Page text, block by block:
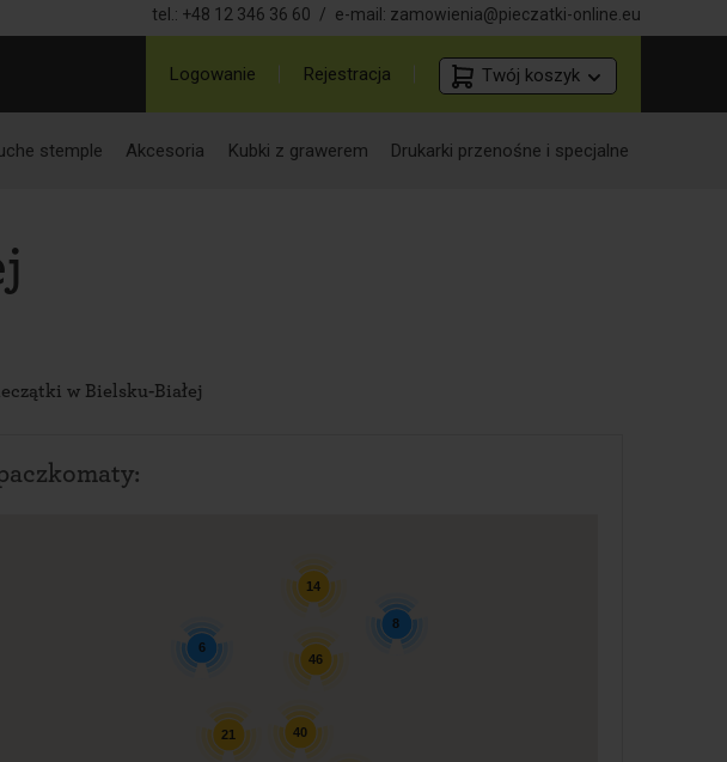
tel.: +48 12 346 36 60 / e-mail: zamowienia@pieczatki-online.eu
Logowanie Rejestracja Twój koszyk
stemple Akcesoria Kubki z grawerem Drukarki przenośne i specjalne
w Bielsku-Białej
21
46
6
14
40
8